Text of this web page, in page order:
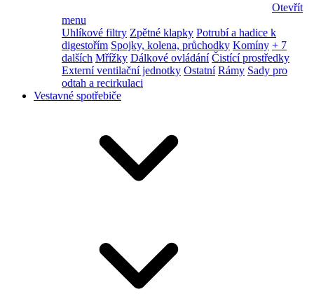
Otevřít
menu
Uhlíkové filtry Zpětné klapky Potrubí a hadice k
digestořím Spojky, kolena, průchodky Komíny + 7
dalších Mřížky Dálkové ovládání Čistící prostředky
Externí ventilační jednotky Ostatní Rámy Sady pro
odtah a recirkulaci
Vestavné spotřebiče